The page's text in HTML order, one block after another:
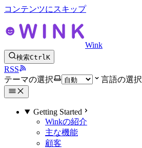
コンテンツにスキップ
Wink
検索CtrlK
RSS
テーマの選択
言語の選択
Getting Started
Winkの紹介
主な機能
顧客